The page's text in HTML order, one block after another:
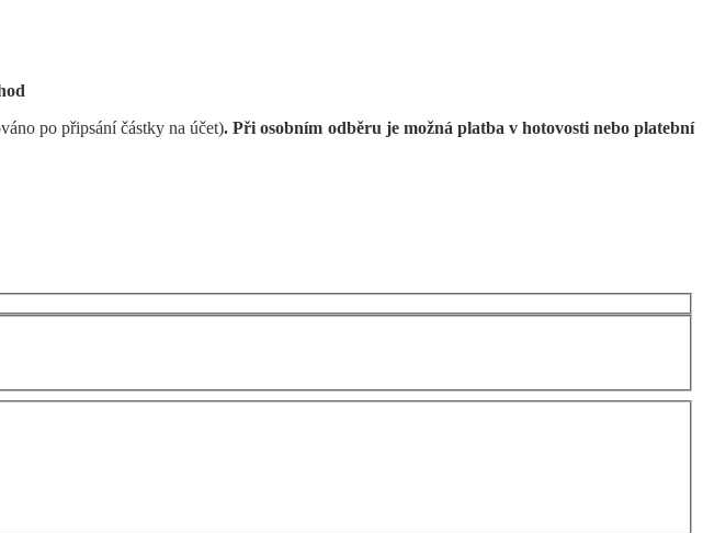
po připsání částky na účet). Při osobním odběru je možná platba v hotovosti nebo platební